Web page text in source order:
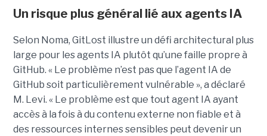
Un risque plus général lié aux agents IA
Selon Noma, GitLost illustre un défi architectural plus
large pour les agents IA plutôt qu’une faille propre à
GitHub. « Le problème n’est pas que l’agent IA de
GitHub soit particulièrement vulnérable », a déclaré
M. Levi. « Le problème est que tout agent IA ayant
accès à la fois à du contenu externe non fiable et à
des ressources internes sensibles peut devenir un